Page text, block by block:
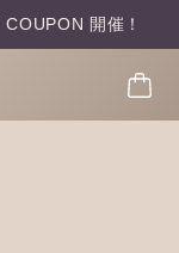
開催！